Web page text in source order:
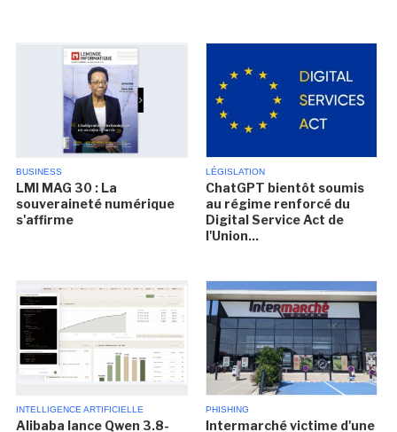
BUSINESS
LMI MAG 30 : La
souveraineté numérique
s'affirme
LÉGISLATION
ChatGPT bientôt soumis
au régime renforcé du
Digital Service Act de
l'Union...
INTELLIGENCE ARTIFICIELLE
Alibaba lance Qwen 3.8-
PHISHING
Intermarché victime d'une